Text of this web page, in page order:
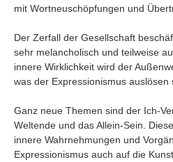
mit Wortneuschöpfungen und
Der Zerfall der Gesellschaft
sehr melancholisch und teilweise
innere Wirklichkeit wird der
was der Expressionismus auslösen
Ganz neue Themen sind der Ich-
Weltende und das Allein-Sein.
innere Wahrnehmungen und
Expressionismus auch auf die